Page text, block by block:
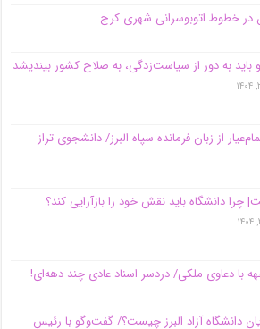
باید به دور از سیاست‌زدگی، به صلاح کشور بیندیشد
از زبان فرمانده سپاه البرز/ دانشجوی تراز
چرا دانشگاه باید نقش خود را بازآرایی کند؟
با دعاوی ملکی/ دردسر اسناد عادی چند‌ دهه‌ای!
دانشگاه آزاد البرز چیست؟/ گفت‌وگو با رئیس